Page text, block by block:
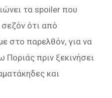
τα spoiler που
ότι από
στο παρελθόν, για να
Ποριάς πριν ξεκινήσει
και